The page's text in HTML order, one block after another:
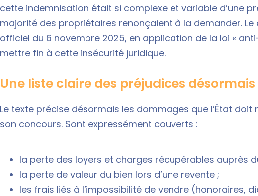
cette indemnisation était si complexe et variable d’une
majorité des propriétaires renonçaient à la demander.
officiel du 6 novembre 2025, en application de la loi «
mettre fin à cette insécurité juridique.
Une liste claire des préjudices
Le texte précise désormais les dommages que l’État doit
son concours. Sont expressément couverts :
la perte des loyers et charges récupérables auprès
la perte de valeur du bien lors d’une revente ;
les frais liés à l’impossibilité de vendre (honoraires,